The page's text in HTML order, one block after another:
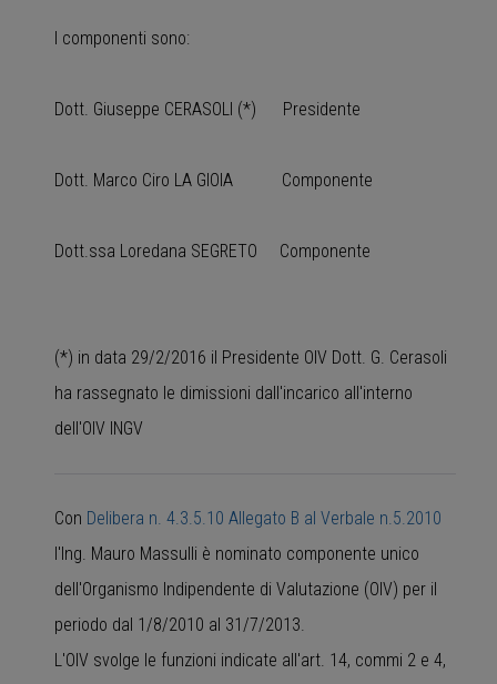
I componenti sono:
Dott. Giuseppe CERASOLI (*) Presidente
Dott. Marco Ciro LA GIOIA Componente
Dott.ssa Loredana SEGRETO Componente
(*) in data 29/2/2016 il Presidente OIV Dott. G. Cerasoli
ha rassegnato le dimissioni dall'incarico all'interno
dell'OIV INGV
Con Delibera n. 4.3.5.10 Allegato B al Verbale n.5.2010
l'Ing. Mauro Massulli è nominato componente unico
dell'Organismo Indipendente di Valutazione (OIV) per il
periodo dal 1/8/2010 al 31/7/2013.
L'OIV svolge le funzioni indicate all'art. 14, commi 2 e 4,